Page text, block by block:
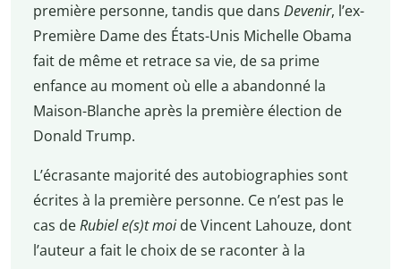
première personne, tandis que dans Devenir, l’ex-
Première Dame des États-Unis Michelle Obama
fait de même et retrace sa vie, de sa prime
enfance au moment où elle a abandonné la
Maison-Blanche après la première élection de
Donald Trump.
L’écrasante majorité des autobiographies sont
écrites à la première personne. Ce n’est pas le
cas deRubiel e(s)t moide Vincent Lahouze, dont
l’auteur a fait le choix de se raconter à la